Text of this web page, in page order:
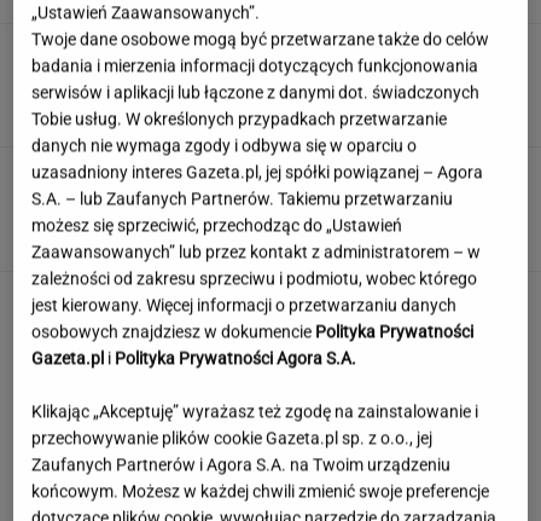
Duda ułaskawił Wąsika i
Kamińskiego, jego nie. "Skazał mnie Pan na
karę śmierci"
100 proc. obłożenia w samolotach. Wakacyjny
kierunek jest hitem
„Ustawień Zaawansowanych”.
Twoje dane osobowe mogą być przetwarzane także do celów
badania i mierzenia informacji dotyczących funkcjonowania
serwisów i aplikacji lub łączone z danymi dot. świadczonych
Tobie usług. W określonych przypadkach przetwarzanie
danych nie wymaga zgody i odbywa się w oparciu o
uzasadniony interes Gazeta.pl, jej spółki powiązanej – Agora
S.A. – lub Zaufanych Partnerów. Takiemu przetwarzaniu
możesz się sprzeciwić, przechodząc do „Ustawień
Zaawansowanych” lub przez kontakt z administratorem – w
zależności od zakresu sprzeciwu i podmiotu, wobec którego
jest kierowany. Więcej informacji o przetwarzaniu danych
osobowych znajdziesz w dokumencie Polityka Prywatności
Gazeta.pl i Polityka Prywatności Agora S.A.
Klikając „Akceptuję” wyrażasz też zgodę na zainstalowanie i
przechowywanie plików cookie Gazeta.pl sp. z o.o., jej
Zaufanych Partnerów i Agora S.A. na Twoim urządzeniu
końcowym. Możesz w każdej chwili zmienić swoje preferencje